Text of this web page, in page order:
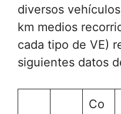
diversos
km medios
cada tipo de VE)
siguientes datos
Co